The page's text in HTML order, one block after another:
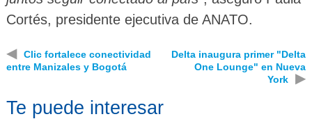
Cortés, presidente ejecutiva de ANATO.
◀
Clic fortalece conectividad
entre Manizales y Bogotá
Delta inaugura primer "Delta
One Lounge" en Nueva
York
▶
Te puede interesar